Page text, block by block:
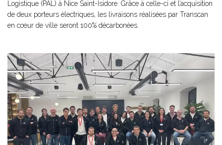
Logistique (PAL) à Nice Saint-Isidore. Grâce à celle-ci et l’acquisition
de deux porteurs électriques, les livraisons réalisées par Transcan
en cœur de ville seront 100% décarbonées.